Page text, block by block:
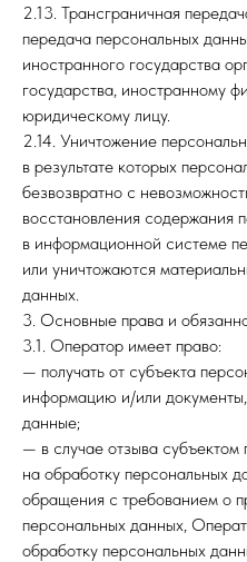
2.13. Трансграничная
передача персональных
иностранного государства
государства, иностранному
юридическому лицу.
2.14. Уничтожение
в результате которых
безвозвратно с
восстановления содержания
в информационной системе
или уничтожаются
данных.
3. Основные права и
3.1. Оператор имеет право:
— получать от субъекта
информацию и/или
данные;
— в случае отзыва субъектом
на обработку персональных
обращения с требованием о
персональных данных,
обработку персональных